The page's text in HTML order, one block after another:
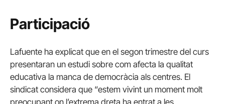
Participació
Lafuente ha explicat que en el segon trimestre del curs
presentaran un estudi sobre com afecta la qualitat
educativa la manca de democràcia als centres. El
sindicat considera que “estem vivint un moment molt
preocupant on l’extrema dreta ha entrat a les